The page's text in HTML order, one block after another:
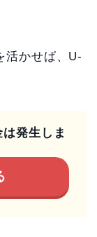
活かせば、U-
発生しま